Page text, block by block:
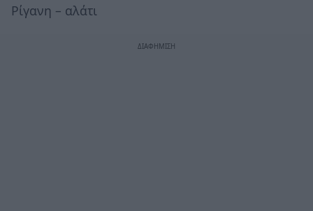
Ρίγανη – αλάτι